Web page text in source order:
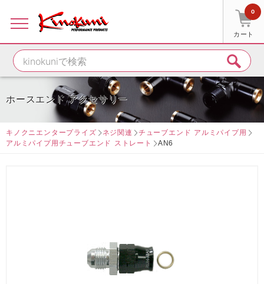
カート
0
ホースエンド アクセサリー
キノクニエンタープライズ ネジ関連
チューブエンド アルミパイプ用
アルミパイプ用チューブエンド ストレート
AN6